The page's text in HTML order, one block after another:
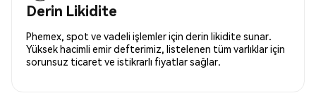
Derin Likidite
Phemex, spot ve vadeli işlemler için derin likidite sunar.
Yüksek hacimli emir defterimiz, listelenen tüm varlıklar için
sorunsuz ticaret ve istikrarlı fiyatlar sağlar.